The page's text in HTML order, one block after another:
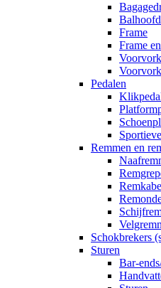
Frame
Frame
Pedalen
Remmen en
Schokbrekers
Sturen
Bar-